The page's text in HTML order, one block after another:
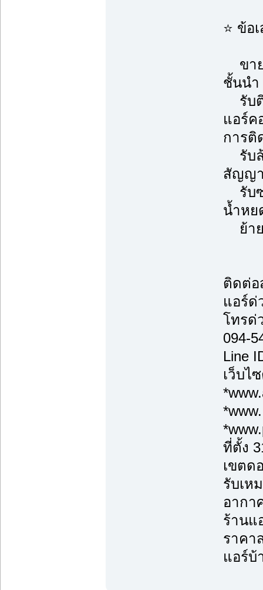
⭐ ข้อ
ขาย
ชั้นนำ
รับติ
แอร์ค
การติ
รับล้
สัญญา
รับซ่
น้ำหย
ย้าย
ติดต่อ
แอร์ด่
โทรด่
094-
Line
เว็บไ
ที่ตั้ง
เขตด
รับเห
อากา
ร้านแ
ราคา
แอร์บ้